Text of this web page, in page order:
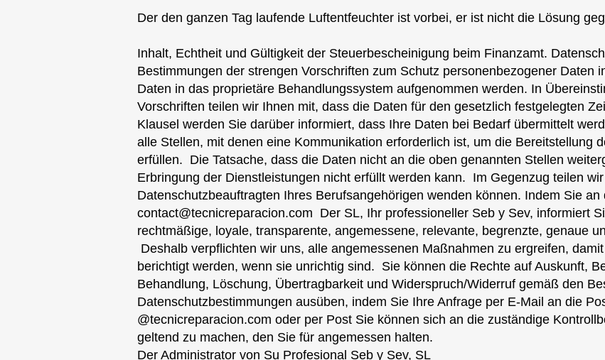
Der den ganzen Tag laufende Luftentfeuchter ist vorbei, er ist nicht die Lösung
Inhalt, Echtheit und Gültigkeit der Steuerbescheinigung beim Finanzamt.
Bestimmungen der strengen Vorschriften zum Schutz personenbezogener Daten
Daten in das proprietäre Behandlungssystem aufgenommen werden. In
Vorschriften teilen wir Ihnen mit, dass die Daten für den gesetzlich festgelegten
Klausel werden Sie darüber informiert, dass Ihre Daten bei Bedarf übermittelt
alle Stellen, mit denen eine Kommunikation erforderlich ist, um die Bereitstellung
erfüllen. ​ Die Tatsache, dass die Daten nicht an die oben genannten Stellen
Erbringung der Dienstleistungen nicht erfüllt werden kann. ​ Im Gegenzug teilen
Datenschutzbeauftragten Ihres Berufsangehörigen wenden können. Indem Sie
contact@tecnicreparacion.com
Der SL, Ihr professioneller Seb y Sev, informiert
rechtmäßige, loyale, transparente, angemessene, relevante, begrenzte, genaue
Deshalb verpflichten wir uns, alle angemessenen Maßnahmen zu ergreifen,
berichtigt werden, wenn sie unrichtig sind. ​ Sie können die Rechte auf Auskunft,
Behandlung, Löschung, Übertragbarkeit und Widerspruch/Widerruf gemäß den
Datenschutzbestimmungen ausüben, indem Sie Ihre Anfrage per E-Mail an die
@tecnicreparacion.com oder per Post Sie können sich an die zuständige
geltend zu machen, den Sie für angemessen halten.
Der Administrator von Su Profesional Seb y Sev, SL